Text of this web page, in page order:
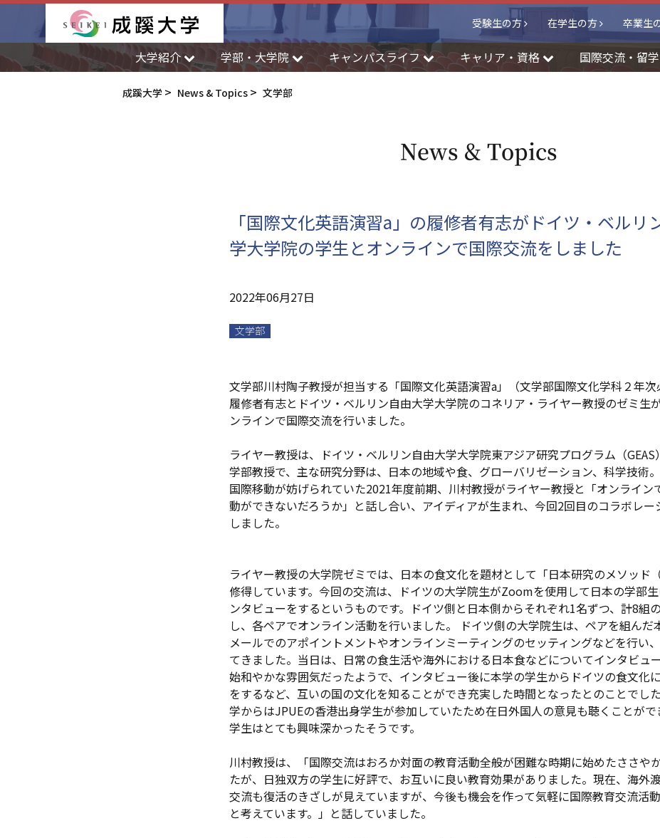
成蹊大学
受験生の方 在学生の方 卒業生
大学紹介 学部・大学院 キャンパスライフ キャリア・資格 国際交流・留学
成蹊大学 News & Topics 文学部
News & Topics
「国際文化英語演習a」の履修者有志がドイツ・ベルリ
学大学院の学生とオンラインで国際交流をしました
2022年06月27日
文学部
文学部川村陶子教授が担当する「国際文化英語演習a」（文学部国際文化学科２年
履修者有志とドイツ・ベルリン自由大学大学院のコネリア・ライヤー教授のゼミ生
ンラインで国際交流を行いました。
ライヤー教授は、ドイツ・ベルリン自由大学大学院東アジア研究プログラム（GEAS
学部教授で、主な研究分野は、日本の地域や食、グローバリゼーション、科学技術
国際移動が妨げられていた2021年度前期、川村教授がライヤー教授と「オンライン
動ができないだろうか」と話し合い、アイディアが生まれ、今回2回目のコラボレー
しました。
ライヤー教授の大学院ゼミでは、日本の食文化を題材として「日本研究のメソッド
修得しています。今回の交流は、ドイツの大学院生がZoomを使用して日本の学部
ンタビューをするというものです。ドイツ側と日本側からそれぞれ1名ずつ、計8組
し、各ペアでオンライン活動を行いました。 ドイツ側の大学院生は、ペアを組んだ
メールでのアポイントメントやオンラインミーティングのセッティングなどを行い
てきました。当日は、日常の食生活や海外における日本食などについてインタビュ
始和やかな雰囲気だったようで、インタビュー後に本学の学生からドイツの食文化
をするなど、互いの国の文化を知ることができ充実した時間となったとのことでし
学からはJPUEの香港出身学生が参加していたため在日外国人の意見も聴くことがで
学生はとても興味深かったそうです。
川村教授は、「国際交流はおろか対面の教育活動全般が困難な時期に始めたささや
たが、日独双方の学生に好評で、お互いに良い教育効果がありました。現在、海外
交流も復活のきざしが見えていますが、今後も機会を作って気軽に国際教育交流活
と考えています。」と話していました。